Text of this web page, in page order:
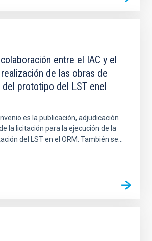
entre el IAC y el
realización de las obras de
del prototipo del LST enel
es la publicación, adjudicación
la licitación para la ejecución de la
del LST en el ORM. También se...